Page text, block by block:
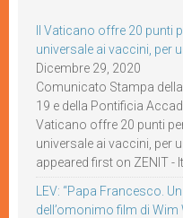
Il Vaticano offre 20 punti
universale ai vaccini, per
Dicembre 29, 2020
Comunicato Stampa
19 e della Pontificia
Vaticano offre 20 punti
universale ai vaccini, per
appeared first on ZENIT -
LEV: “Papa Francesco.
dell’omonimo film di Wim